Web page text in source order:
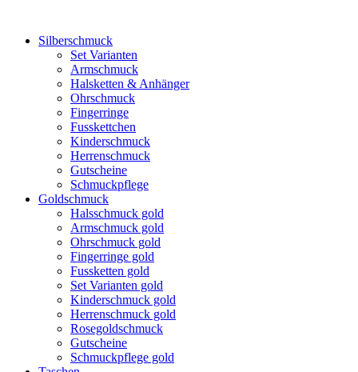
Silberschmuck
Set Varianten
Armschmuck
Halsketten & Anhänger
Ohrschmuck
Fingerringe
Fusskettchen
Kinderschmuck
Herrenschmuck
Gutscheine
Schmuckpflege
Goldschmuck
Halsschmuck gold
Armschmuck gold
Ohrschmuck gold
Fingerringe gold
Fussketten gold
Set Varianten gold
Kinderschmuck gold
Herrenschmuck gold
Rosegoldschmuck
Gutscheine
Schmuckpflege gold